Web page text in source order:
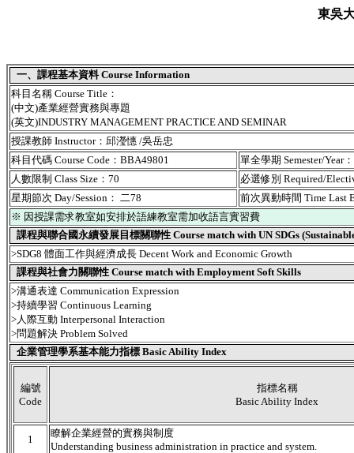
東吳
一、課程基本資料 Course Information
科目名稱 Course Title：
(中文)產業經營實務與專題
(英文)INDUSTRY MANAGEMENT PRACTICE AND SEMINAR
授課教師 Instructor：邱瀅憓 /吳岳忠
科目代碼 Course Code：BBA49801
單全學期 Semester/Year
人數限制 Class Size：70
必選修別 Required/
星期節次 Day/Session： 二78
前次異動時間 Time Last
※ 因授課需求教室如安排於語練教室需加收語言實習費
課程與聯合國永續發展目標關聯性 Course match with UN SDGs
>SDG8 體面工作與經濟成長 Decent Work and Economic Growth
課程與社會力關聯性 Course match with Employment Soft Skills
>溝通表達 Communication Expression
>持續學習 Continuous Learning
>人際互動 Interpersonal Interaction
>問題解決 Problem Solved
企業管理學系基本能力指標 Basic Ability Index
編號
Code
指標名稱
Basic Ability Index
1
瞭解企業經營的實務與制度
Understanding business administration in practice and system.